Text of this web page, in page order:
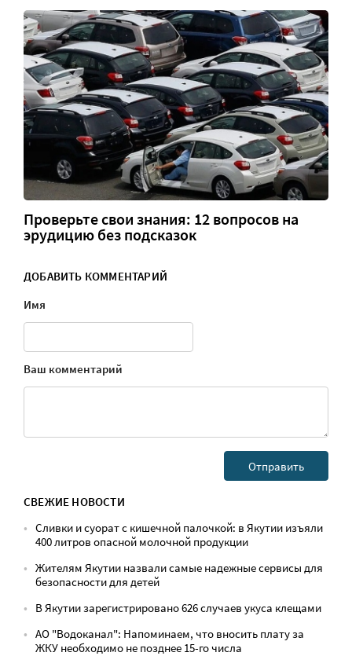
Проверьте свои знания: 12 вопросов на
эрудицию без подсказок
ДОБАВИТЬ КОММЕНТАРИЙ
Имя
Ваш комментарий
СВЕЖИЕ НОВОСТИ
Сливки и суорат с кишечной палочкой: в Якутии изъяли
400 литров опасной молочной продукции
Жителям Якутии назвали самые надежные сервисы для
безопасности для детей
В Якутии зарегистрировано 626 случаев укуса клещами
АО "Водоканал": Напоминаем, что вносить плату за
ЖКУ необходимо не позднее 15-го числа